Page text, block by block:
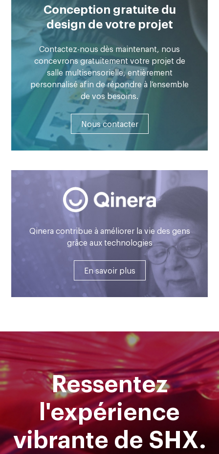
Conception gratuite du
design de votre projet
Contactez-nous dès maintenant, nous
concevrons gratuitement votre projet de
salle multisensorielle, entièrement
personnalisé afin de répondre à l’ensemble
de vos besoins.
Nous contacter
Qinera contribue à améliorer la vie des gens
grâce aux technologies
En savoir plus
Ressentez
l'expérience
vibrante de SHX.